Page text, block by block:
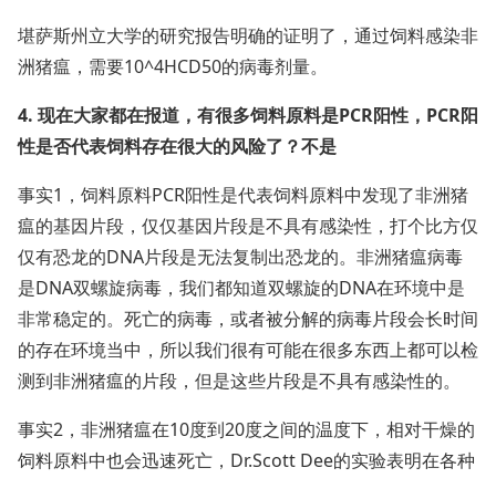
堪萨斯州立大学的研究报告明确的证明了，通过饲料感染非
洲猪瘟，需要10^4HCD50的病毒剂量。
4. 现在大家都在报道，有很多饲料原料是PCR阳性，PCR阳
性是否代表饲料存在很大的风险了？不是
事实1，饲料原料PCR阳性是代表饲料原料中发现了非洲猪
瘟的基因片段，仅仅基因片段是不具有感染性，打个比方仅
仅有恐龙的DNA片段是无法复制出恐龙的。非洲猪瘟病毒
是DNA双螺旋病毒，我们都知道双螺旋的DNA在环境中是
非常稳定的。死亡的病毒，或者被分解的病毒片段会长时间
的存在环境当中，所以我们很有可能在很多东西上都可以检
测到非洲猪瘟的片段，但是这些片段是不具有感染性的。
事实2，非洲猪瘟在10度到20度之间的温度下，相对干燥的
饲料原料中也会迅速死亡，Dr.Scott Dee的实验表明在各种